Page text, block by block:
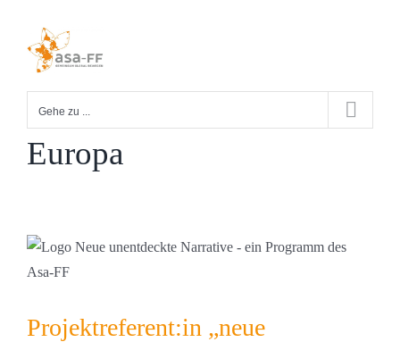
springen
Gehe zu ...
Europa
Projektreferent:in „neue